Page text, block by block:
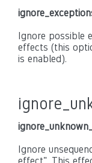
Ignore possible
effects (this
is enabled).
Ignore